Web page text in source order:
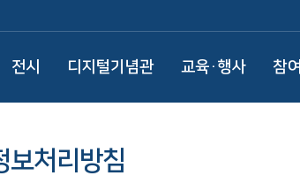
전시 디지털기념관 교육·행사 참여
보처리방침